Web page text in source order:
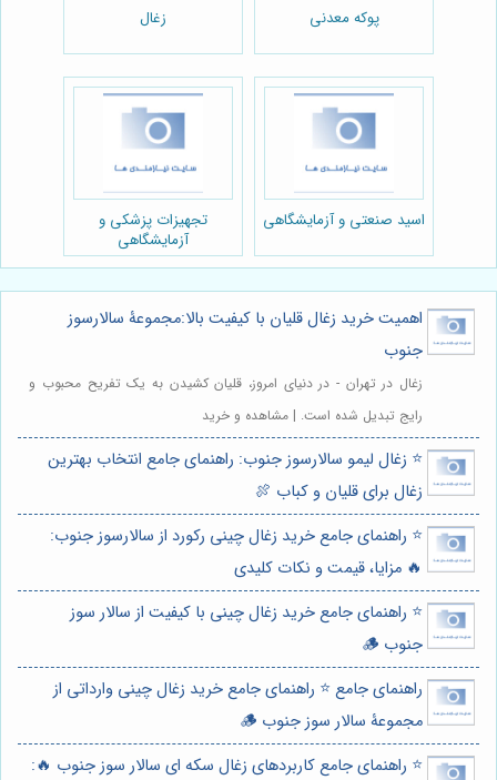
پوکه معدنی زغال
اسید صنعتی و آزمایشگاهی
تجهیزات پزشکی و
آزمایشگاهی
اهمیت خرید زغال قلیان با کیفیت بالا:مجموعۀ سالارسوز
جنوب
زغال در تهران - در دنیای امروز، قلیان کشیدن به یک تفریح محبوب و
رایج تبدیل شده است. | مشاهده و خرید
⭐️ زغال لیمو سالارسوز جنوب: راهنمای جامع انتخاب بهترین
زغال برای قلیان و کباب 🍖
⭐️ راهنمای جامع خرید زغال چینی رکورد از سالارسوز جنوب:
🔥 مزایا، قیمت و نکات کلیدی
⭐️ راهنمای جامع خرید زغال چینی با کیفیت از سالار سوز
جنوب 🪵
راهنمای جامع ⭐️ راهنمای جامع خرید زغال چینی وارداتی از
مجموعۀ سالار سوز جنوب 🪵
⭐️ راهنمای جامع کاربردهای زغال سکه ای سالار سوز جنوب 🔥: